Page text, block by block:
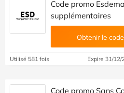
Code promo
supplémentaires
Obtenir le
Utilisé 581 fois Expire 31/12/
Code promo Sans